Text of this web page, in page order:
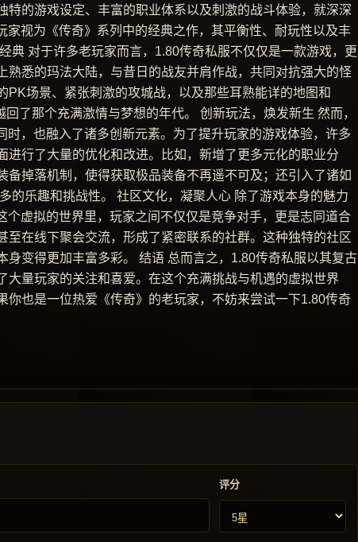
的游戏设定、丰富的职业体系以及刺激的战斗体验，就深深
视为《传奇》系列中的经典之作，其平衡性、耐玩性以及丰
典 对于许多老玩家而言，1.80传奇私服不仅仅是一款游戏，更
悉的玛法大陆，与昔日的战友并肩作战，共同对抗强大的怪
场景、紧张刺激的攻城战，以及那些耳熟能详的地图和
了那个充满激情与梦想的年代。 创新玩法，焕发新生 然而，
，也融入了诸多创新元素。为了提升玩家的游戏体验，许多
行了大量的优化和改进。比如，新增了更多元化的职业分
掉落机制，使得获取极品装备不再遥不可及；还引入了诸如
的乐趣和挑战性。 社区文化，凝聚人心 除了游戏本身的魅力
虚拟的世界里，玩家之间不仅仅是竞争对手，更是志同道合
在线下聚会交流，形成了紧密联系的社群。这种独特的社区
变得更加丰富多彩。 结语 总而言之，1.80传奇私服以其复古
量玩家的关注和喜爱。在这个充满挑战与机遇的虚拟世界
也是一位热爱《传奇》的老玩家，不妨来尝试一下1.80传奇
评分